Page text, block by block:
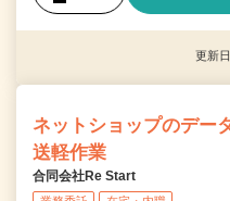
更新
ネットショップのデー
送軽作業
合同会社Re Start